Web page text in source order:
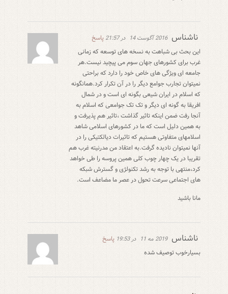
ناشناس 2016 آگوست 14 در 21:57
پاسخ
این بحث بی شباهت به نسخه های توسعه که زمانی
غرب برای کشورهای جهان سوم می پیچید نیست.هر
جامعه ای ویژگی های خاص خود را دارد که براحتی
نمیتوان تجارب جوامع دیگر را در آن تکرار کرد.همانگونه
که اسلام در ایران شیعی بگونه ای است و در شمال
افریقا به گونه ای دیگر و تک تک جوامعی که اسلام به
آنجا رفت ضمن اینکه تاثیر گذاشت ،تاثیر هم پذیرفت و
به همین دلیل است که ما در کشورهای اسلامی شاهد
اسلامهای متفاوتی هستیم که تاثیرات دیالکتیکی را در
آنها نمیتوان نادیده گرفت.به اعتقاد من مدرنیته غرب هم
تقریبا در یک چهار چوب کلی همین پروسه را طی خواهد
کرد،منتهی با توجه به رشد تکنولژی و گسترش شبکه
های اجتماعی سرعت تحول در عصر ما مضاعف است.
مانا باشید
ناشناس 2019 مه 11 در 19:53
پاسخ
بسیارخوب توصیف شده